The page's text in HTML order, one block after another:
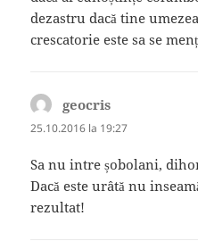
dezastru dacă tine
crescatorie este sa se
geocris
25.10.2016 la 19:27
Sa nu intre șobolani,
Dacă este urâtă nu
rezultat!